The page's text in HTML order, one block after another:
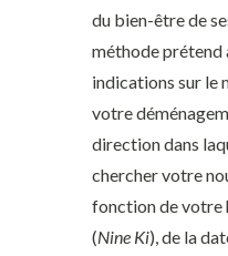
du bien-être de
méthode prétend
indications sur le
votre
direction dans
chercher votre
fonction de votre
(Nine Ki), de la